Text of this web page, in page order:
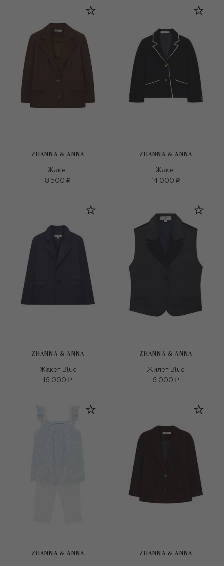
ZHANNA & ANNA
Жакет
8 500 ₽
ZHANNA & ANNA
Жакет
14 000 ₽
ZHANNA & ANNA
Жакет Blue
16 000 ₽
ZHANNA & ANNA
Жилет Blue
6 000 ₽
ZHANNA & ANNA ZHANNA & ANNA